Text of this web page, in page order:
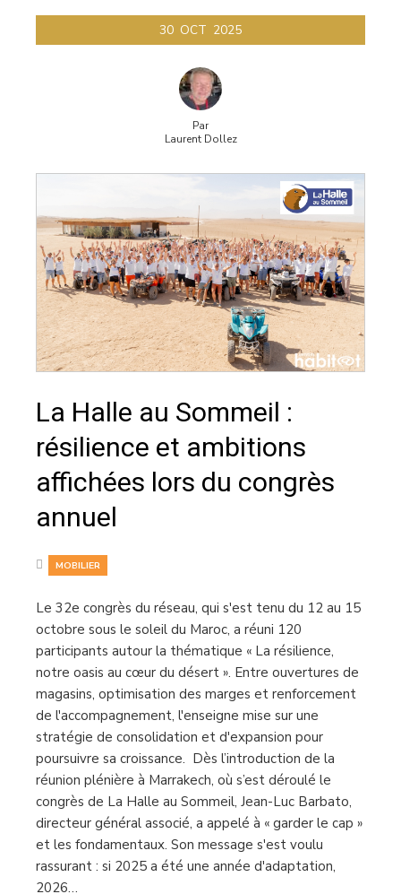
30 OCT 2025
Par
Laurent Dollez
La Halle au Sommeil :
résilience et ambitions
affichées lors du congrès
annuel
MOBILIER
Le 32e congrès du réseau, qui s'est tenu du 12 au 15
octobre sous le soleil du Maroc, a réuni 120
participants autour la thématique « La résilience,
notre oasis au cœur du désert ». Entre ouvertures de
magasins, optimisation des marges et renforcement
de l'accompagnement, l'enseigne mise sur une
stratégie de consolidation et d'expansion pour
poursuivre sa croissance. Dès l’introduction de la
réunion plénière à Marrakech, où s’est déroulé le
congrès de La Halle au Sommeil, Jean-Luc Barbato,
directeur général associé, a appelé à « garder le cap »
et les fondamentaux. Son message s'est voulu
rassurant : si 2025 a été une année d'adaptation,
2026…